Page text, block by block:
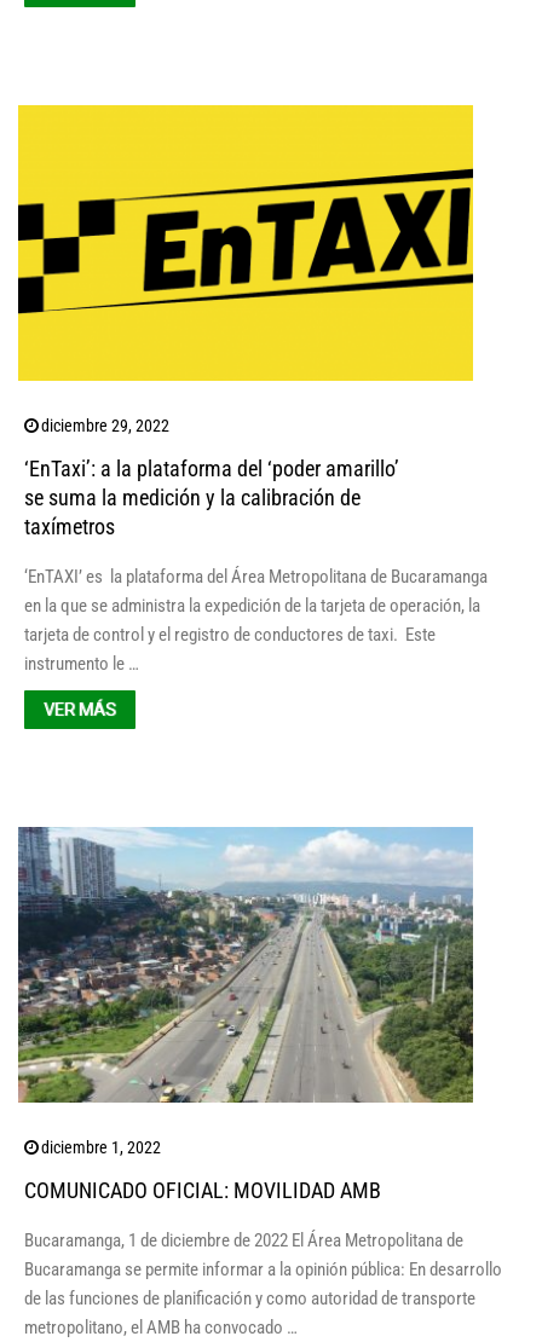
diciembre 29, 2022
‘EnTaxi’: a la plataforma del ‘poder amarillo’
se suma la medición y la calibración de
taxímetros
‘EnTAXI’ es la plataforma del Área Metropolitana de Bucaramanga
en la que se administra la expedición de la tarjeta de operación, la
tarjeta de control y el registro de conductores de taxi. Este
instrumento le …
VER MÁS
diciembre 1, 2022
COMUNICADO OFICIAL: MOVILIDAD AMB
Bucaramanga, 1 de diciembre de 2022 El Área Metropolitana de
Bucaramanga se permite informar a la opinión pública: En desarrollo
de las funciones de planificación y como autoridad de transporte
metropolitano, el AMB ha convocado …